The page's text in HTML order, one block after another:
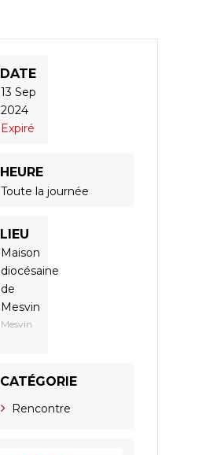
DATE
13 Sep
2024
Expiré
HEURE
Toute la journée
LIEU
Maison
diocésaine
de
Mesvin
Mesvin
CATÉGORIE
Rencontre